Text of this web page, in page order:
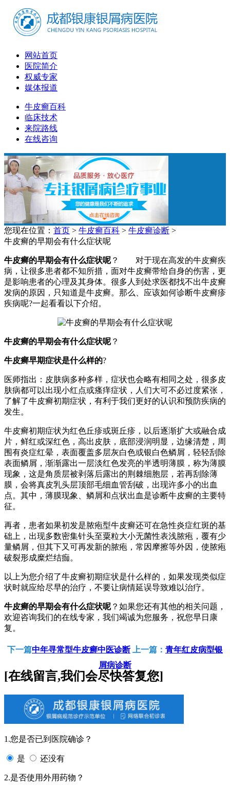
网站首页
医院简介
权威专家
媒体报道
牛皮癣百科
临床技术
来院路线
在线咨询
您现在位置： 首页 > 牛皮癣百科 > 牛皮癣诊断 >
牛皮癣的早期会有什么症状呢
牛皮癣的早期会有什么症状呢？ 对于现在高发的牛皮癣疾
病，让很多患者都不知所措，面对牛皮癣带给自身的伤害，更
是影响患者的心理及其身体。很多人到处求医都找不出牛皮癣
发病的原因，只知道是牛皮癣。那么、应该如何诊断牛皮癣疹
疾病呢?一起看看以下介绍。
牛皮癣的早期会有什么症状呢？
牛皮癣早期症状是什么样的?
医师指出：皮肤病多种多样，症状也会略有相同之处，很多皮
肤病都可以出现小红点或瘙痒症状，人们大可不必过度紧张，
了解了牛皮癣初期症状，有利于我们更好的认识和预防疾病的
发生。
牛皮癣初期症状为红色丘疹或斑丘疹，以后逐渐扩大或融合成
片，鲜红或深红色，高出皮肤，底部浸润明显，边缘清楚，周
围有炎症红晕，表面覆盖多层灰白色或银白色鳞屑，轻轻刮除
表面鳞屑，渐渐露出一层淡红色发亮的半透明薄膜，称为薄膜
现象，这是角质层被剥落后露出的荆棘细胞层，若再刮除薄
膜，会将真皮乳头层顶部毛细血管刮破，出现许多小的出血
点。其中，薄膜现象、鳞屑和点状出血是诊断牛皮癣的主要特
征。
再者，患者如果初发是脓疱型牛皮癣还可在急性炎症红斑的基
础上，出现多数密集针头至粟粒大小无菌性表浅脓疱，覆有少
量鳞屑，但其下又可再发新的脓疱，常因摩擦等外因，使脓疱
破裂形成糜烂结痂。
以上为您介绍了牛皮癣初期症状是什么样的，如果发现类似症
状时就应给尽早的治疗，不要让病情延误导致难以治疗。
牛皮癣的早期会有什么症状呢？如果您还有其他的相关问题，
欢迎咨询我们的在线专家，我们竭诚为您服务，祝您早日康
复。
下一篇中年寻常型牛皮癣中医诊断上一篇： 青年红皮病型银
屑病诊断
[在线留言,我们会尽快答复您]
1.您是否已到医院确诊？
是 还没有
2.是否使用外用药物？